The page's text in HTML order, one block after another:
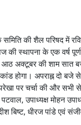
की शैल परिषद में
की स्थापना के एक वर्ष
आठ अक्टूबर की शाम
होगा। अपराह्न दो बजे
पर चर्चा की और
उपाध्यक्ष मोहन
बिष्ट, धीरज पांडे एवं